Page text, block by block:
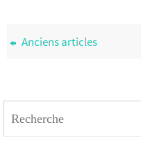
Anciens articles